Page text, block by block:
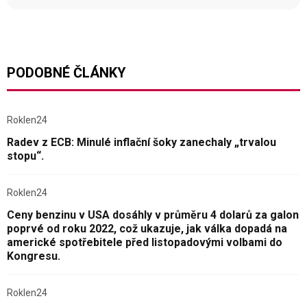
PODOBNÉ ČLÁNKY
Roklen24
Radev z ECB: Minulé inflační šoky zanechaly „trvalou
stopu“.
Roklen24
Ceny benzinu v USA dosáhly v průměru 4 dolarů za galon
poprvé od roku 2022, což ukazuje, jak válka dopadá na
americké spotřebitele před listopadovými volbami do
Kongresu.
Roklen24